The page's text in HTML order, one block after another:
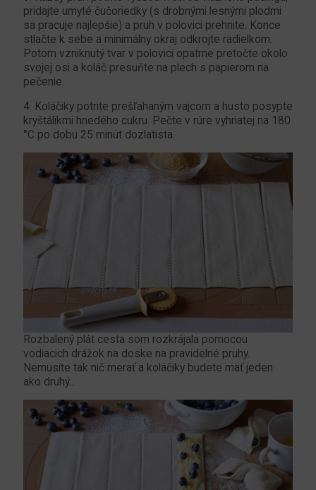
pridajte umyté čučoriedky (s drobnými lesnými plodmi
sa pracuje najlepšie) a pruh v polovici prehnite. Konce
stlačte k sebe a minimálny okraj odkrojte radielkom.
Potom vzniknutý tvar v polovici opatrne pretočte okolo
svojej osi a koláč presuňte na plech s papierom na
pečenie.
4. Koláčiky potrite prešľahaným vajcom a husto posypte
kryštálikmi hnedého cukru. Pečte v rúre vyhriatej na 180
°C po dobu 25 minút dozlatista.
Rozbalený plát cesta som rozkrájala pomocou
vodiacich drážok na doske na pravidelné pruhy.
Nemusíte tak nič merať a koláčiky budete mať jeden
ako druhý...